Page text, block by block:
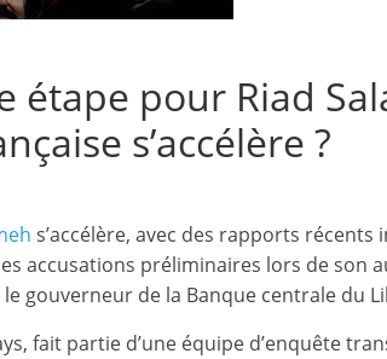
étape pour Riad
s’accélère ?
s’accélère, avec des rapports récents
accusations préliminaires lors de son
gouverneur de la Banque centrale du
fait partie d’une équipe d’enquête